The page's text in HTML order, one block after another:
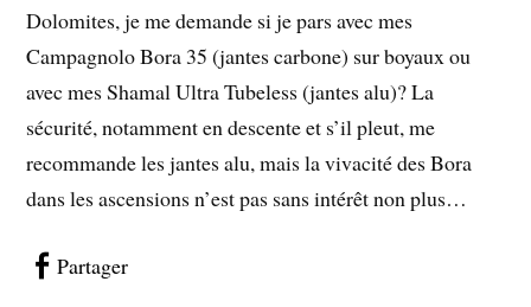
Dolomites, je me demande si je pars avec mes
Campagnolo Bora 35 (jantes carbone) sur boyaux ou
avec mes Shamal Ultra Tubeless (jantes alu)? La
sécurité, notamment en descente et s’il pleut, me
recommande les jantes alu, mais la vivacité des Bora
dans les ascensions n’est pas sans intérêt non plus…
Partager